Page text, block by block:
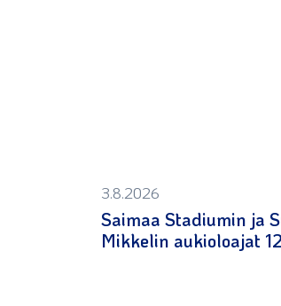
3.8.2026
Saimaa Stadiumin ja
Mikkelin aukioloajat